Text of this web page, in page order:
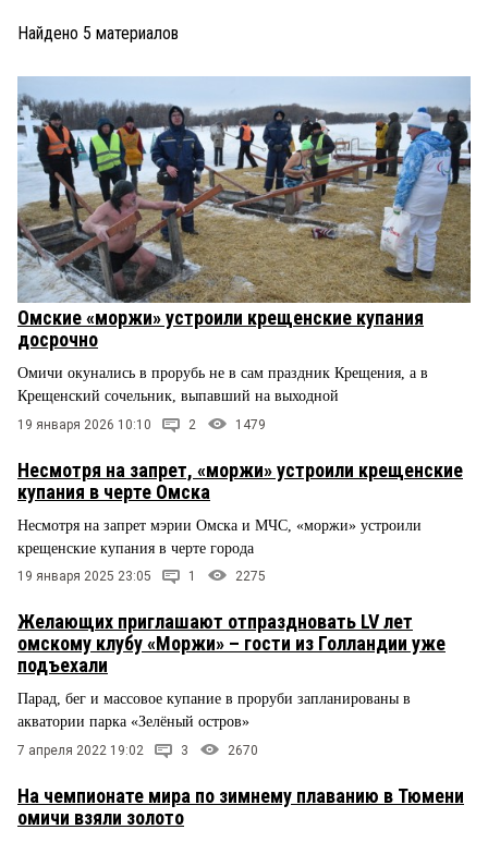
ПРОИСШЕСТВИЯ
Найдено 5 материалов
Омские «моржи» устроили крещенские купания
досрочно
Омичи окунались в прорубь не в сам праздник Крещения, а в
Крещенский сочельник, выпавший на выходной
19 января 2026 10:10 2 1479
Несмотря на запрет, «моржи» устроили крещенские
купания в черте Омска
Несмотря на запрет мэрии Омска и МЧС, «моржи» устроили
крещенские купания в черте города
19 января 2025 23:05 1 2275
Желающих приглашают отпраздновать LV лет
омскому клубу «Моржи» – гости из Голландии уже
подъехали
Парад, бег и массовое купание в проруби запланированы в
акватории парка «Зелёный остров»
7 апреля 2022 19:02 3 2670
На чемпионате мира по зимнему плаванию в Тюмени
омичи взяли золото